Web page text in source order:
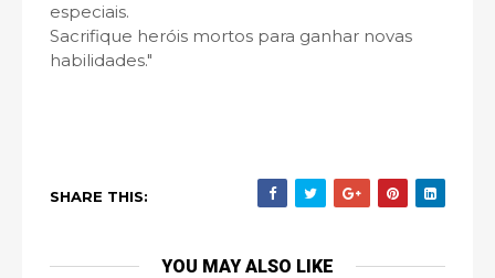
especiais.
Sacrifique heróis mortos para ganhar novas
habilidades."
SHARE THIS:
YOU MAY ALSO LIKE